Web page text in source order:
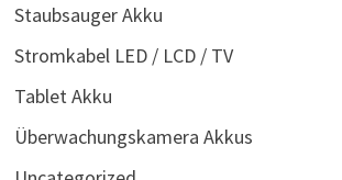
Staubsauger Akku
Stromkabel LED / LCD / TV
Tablet Akku
Überwachungskamera Akkus